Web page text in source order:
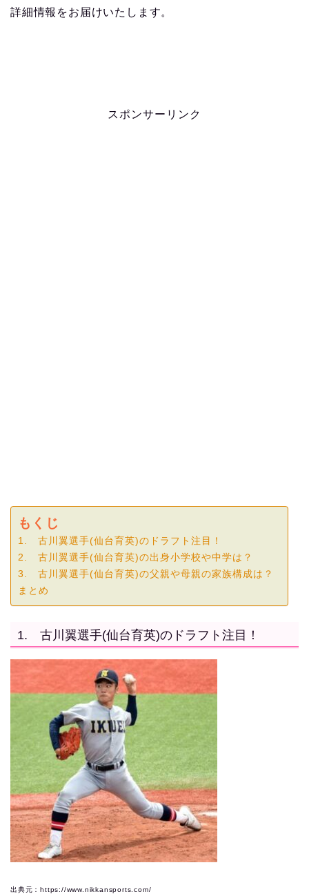
詳細情報をお届けいたします。
スポンサーリンク
もくじ
1. 古川翼選手(仙台育英)のドラフト注目！
2. 古川翼選手(仙台育英)の出身小学校や中学は？
3. 古川翼選手(仙台育英)の父親や母親の家族構成は？
まとめ
1. 古川翼選手(仙台育英)のドラフト注目！
出典元：https://www.nikkansports.com/